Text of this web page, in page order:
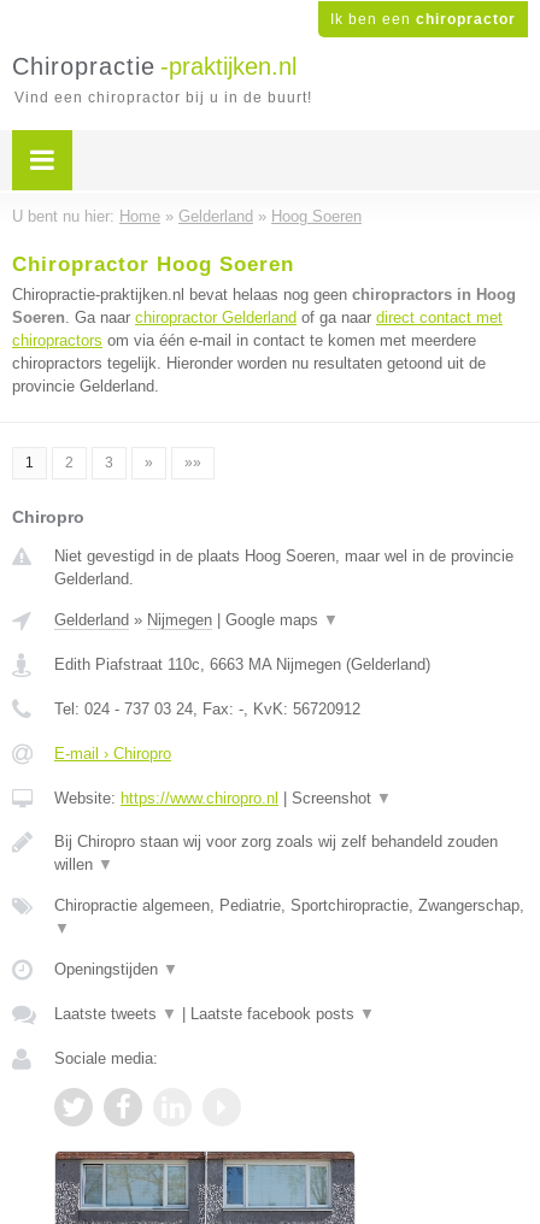
Ik ben een chiropractor
Chiropractie -praktijken.nl
Vind een chiropractor bij u in de buurt!
U bent nu hier: Home » Gelderland » Hoog Soeren
Chiropractor Hoog Soeren
Chiropractie-praktijken.nl bevat helaas nog geen chiropractors in Hoog
Soeren. Ga naar chiropractor Gelderland of ga naar direct contact met
chiropractors om via één e-mail in contact te komen met meerdere
chiropractors tegelijk. Hieronder worden nu resultaten getoond uit de
provincie Gelderland.
1 2 3 » »»
Chiropro
Niet gevestigd in de plaats Hoog Soeren, maar wel in de provincie
Gelderland.
Gelderland » Nijmegen Google maps ▼
Edith Piafstraat 110c, 6663 MA Nijmegen (Gelderland)
Tel: 024 - 737 03 24, Fax: -, KvK: 56720912
E-mail › Chiropro
Website: https://www.chiropro.nl Screenshot ▼
Bij Chiropro staan wij voor zorg zoals wij zelf behandeld zouden
willen ▼
Chiropractie algemeen, Pediatrie, Sportchiropractie, Zwangerschap,
▼
Openingstijden ▼
Laatste tweets ▼ Laatste facebook posts ▼
Sociale media: